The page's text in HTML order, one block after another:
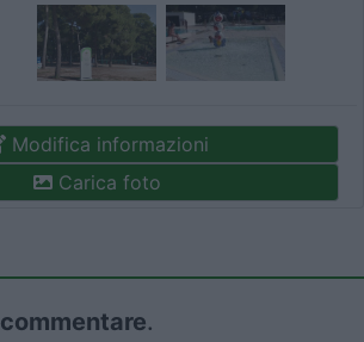
Modifica informazioni
Carica foto
commentare.